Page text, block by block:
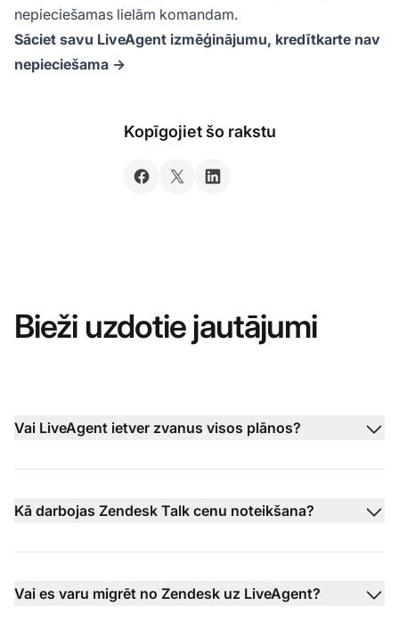
nepieciešamas lielām komandam.
Sāciet savu LiveAgent izmēģinājumu, kredītkarte nav
nepieciešama →
Kopīgojiet šo rakstu
Bieži uzdotie jautājumi
Vai LiveAgent ietver zvanus visos plānos?
Kā darbojas Zendesk Talk cenu noteikšana?
Vai es varu migrēt no Zendesk uz LiveAgent?